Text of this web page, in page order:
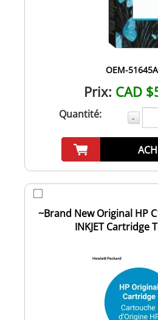
OEM-51645A
Prix: CAD
Quantité: -
~Brand New Original HP
INKJET Cartridge